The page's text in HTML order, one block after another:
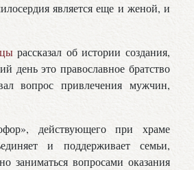
является еще и женой, и
рассказал об истории создания,
день это православное братство
вопрос привлечения мужчин,
действующего при храме
и поддерживает семьи,
заниматься вопросами оказания